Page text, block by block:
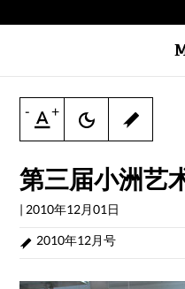
- +
第三届小洲艺
| 2010年12月01日
2010年12月号